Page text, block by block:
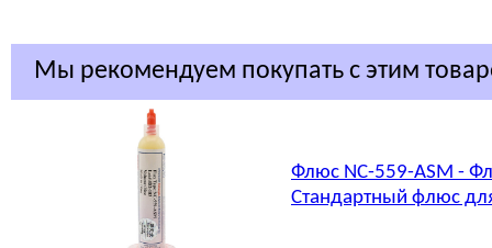
Мы рекомендуем покупать с этим
Флюс NC-559-ASM -
Стандартный флюс